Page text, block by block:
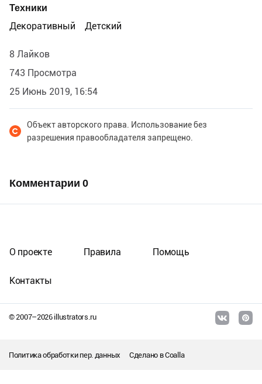
Техники
Декоративный
Детский
8 Лайков
743 Просмотра
25 Июнь 2019, 16:54
Объект авторского права. Использование без
разрешения правообладателя запрещено.
Комментарии 0
© 2007–2026illustrators.ru
О проекте Правила Помощь
Контакты
Политика обработки пер. данных Сделано вCoalla